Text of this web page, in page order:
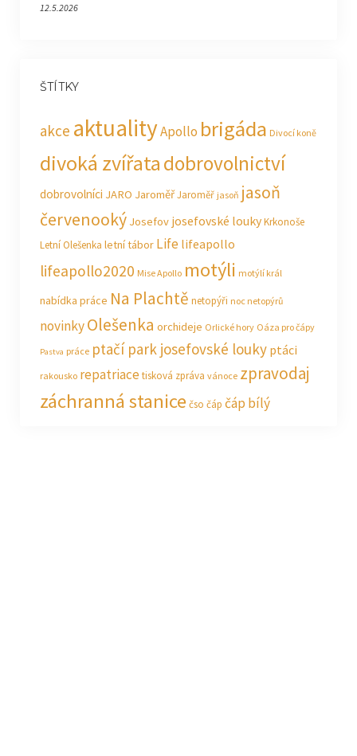
12.5.2026
ŠTÍTKY
akce aktualityApollo brigáda Divocí koně
divoká zvířatadobrovolnictví
dobrovolníci JARO JaroměřJaroměř jasoň jasoň
červenooký Josefov josefovské loukyKrkonoše
Letní Olešenka letní tábor Life lifeapollo
lifeapollo2020 Mise Apollo motýli motýlí král
nabídka práce Na Plachtě netopýři noc netopýrů
novinkyOlešenka orchideje Orlické hory Oáza pro čápy
Pastva práce ptačí park josefovské louky ptáci
rakousko repatriacetisková zpráva vánoce zpravodaj
záchranná stanice čso čáp čáp bílý